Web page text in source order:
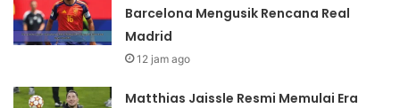
Barcelona Mengusik Rencana Real
Madrid
12 jam ago
Matthias Jaissle Resmi Memulai Era